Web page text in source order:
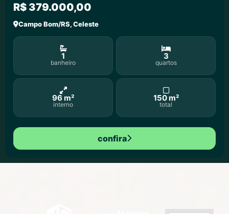
R$ 379.000,00
Campo Bom/RS, Celeste
1
banheiro
3
quartos
96 m²
interno
150 m²
total
confira